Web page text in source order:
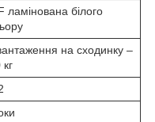
ламінована білого
на сходинку –